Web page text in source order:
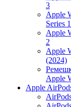
3
Apple
Series
Apple
2
Apple
(2024)
Apple
Apple